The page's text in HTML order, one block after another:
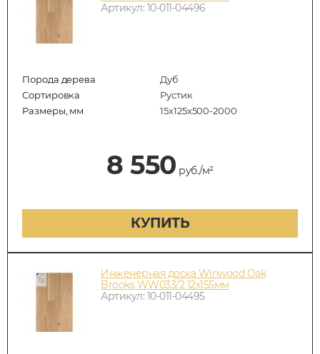
Артикул: 10-011-04496
Порода дерева
Дуб
Сортировка
Рустик
Размеры, мм
15х125х500-2000
8 550 руб./м²
КУПИТЬ
Инженерная доска Winwood Oak
Brooks WW033/2 12х155мм
Артикул: 10-011-04495